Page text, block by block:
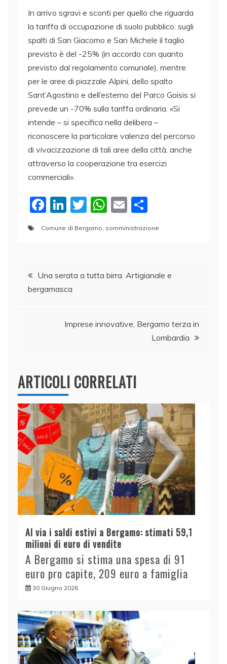
In arrivo sgravi e sconti per quello che riguarda
la tariffa di occupazione di suolo pubblico: sugli
spalti di San Giacomo e San Michele il taglio
previsto è del -25% (in accordo con quanto
previsto dal regolamento comunale), mentre
per le aree di piazzale Alpini, dello spalto
Sant’Agostino e dell’esterno del Parco Goisis si
prevede un -70% sulla tariffa ordinaria. «Si
intende – si specifica nella delibera –
riconoscere la particolare valenza del percorso
di vivacizzazione di tali aree della città, anche
attraverso la cooperazione tra esercizi
commerciali».
F
c
b
o
Li
n
k
dI
n
T
itt
W
at
A
E
m
ai n
vi
Comune di Bergamo somministrazione
Navigazione
articoli
Una serata a tutta birra. Artigianale e
bergamasca
Imprese innovative, Bergamo terza in
Lombardia
ARTICOLI CORRELATI
Al via i saldi estivi a Bergamo: stimati 59,1
milioni di euro di vendite
A Bergamo si stima una spesa di 91
euro pro capite, 209 euro a famiglia
30 Giugno 2026